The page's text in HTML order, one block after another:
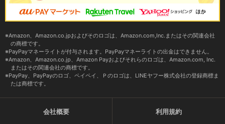
Amazon、Amazon.co.jpおよびそのロゴは、Amazon.com,Inc.またはその関連会社
の商標です。
PayPayマネーライトが付与されます。PayPayマネーライトの出金はできません。
Amazon、Amazon.co.jp、Amazon Payおよびそれらのロゴは、Amazon.com, Inc.
またはその関連会社の商標です。
PayPay、PayPayのロゴ、ペイペイ、Ｐのロゴは、LINEヤフー株式会社の登録商標ま
たは商標です。
会社概要 利用規約